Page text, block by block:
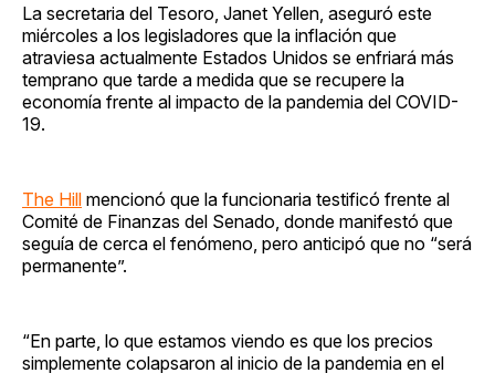
La secretaria del Tesoro, Janet Yellen, aseguró este
miércoles a los legisladores que la inflación que
atraviesa actualmente Estados Unidos se enfriará más
temprano que tarde a medida que se recupere la
economía frente al impacto de la pandemia del COVID-
19.
The Hill mencionó que la funcionaria testificó frente al
Comité de Finanzas del Senado, donde manifestó que
seguía de cerca el fenómeno, pero anticipó que no “será
permanente”.
“En parte, lo que estamos viendo es que los precios
simplemente colapsaron al inicio de la pandemia en el